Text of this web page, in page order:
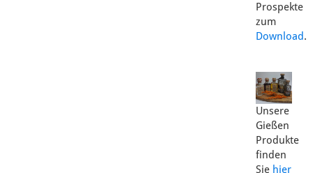
Prospekte
zum
Download.
Unsere
Gießen
Produkte
finden
Sie hier